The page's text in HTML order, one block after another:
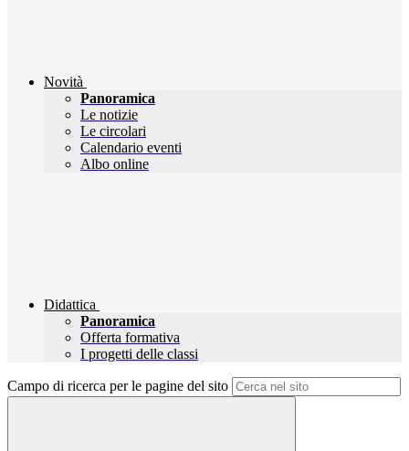
Novità
Panoramica
Le notizie
Le circolari
Calendario eventi
Albo online
Didattica
Panoramica
Offerta formativa
I progetti delle classi
Campo di ricerca per le pagine del sito